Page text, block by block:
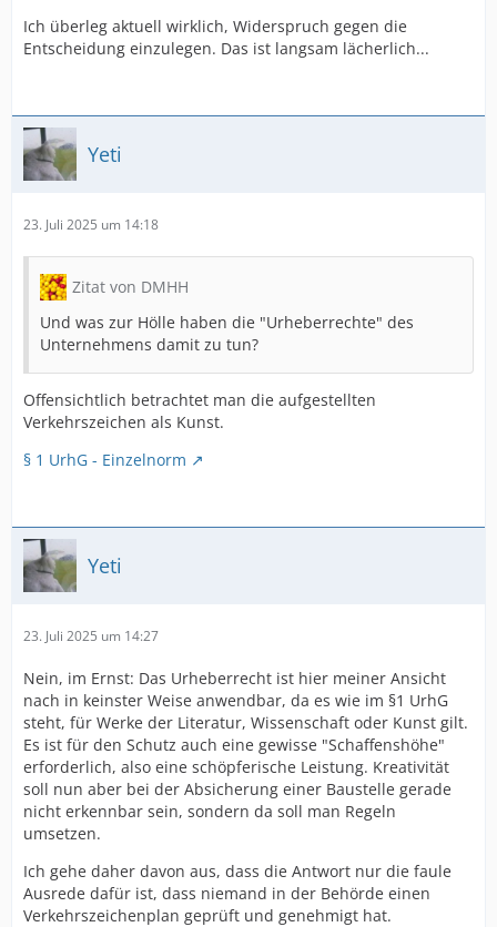
Ich überleg aktuell wirklich, Widerspruch gegen die
Entscheidung einzulegen. Das ist langsam lächerlich...
Yeti
23. Juli 2025 um 14:18
Zitat von DMHH
Und was zur Hölle haben die "Urheberrechte" des
Unternehmens damit zu tun?
Offensichtlich betrachtet man die aufgestellten
Verkehrszeichen als Kunst.
§ 1 UrhG - Einzelnorm
Yeti
23. Juli 2025 um 14:27
Nein, im Ernst: Das Urheberrecht ist hier meiner Ansicht
nach in keinster Weise anwendbar, da es wie im §1 UrhG
steht, für Werke der Literatur, Wissenschaft oder Kunst gilt.
Es ist für den Schutz auch eine gewisse "Schaffenshöhe"
erforderlich, also eine schöpferische Leistung. Kreativität
soll nun aber bei der Absicherung einer Baustelle gerade
nicht erkennbar sein, sondern da soll man Regeln
umsetzen.
Ich gehe daher davon aus, dass die Antwort nur die faule
Ausrede dafür ist, dass niemand in der Behörde einen
Verkehrszeichenplan geprüft und genehmigt hat.